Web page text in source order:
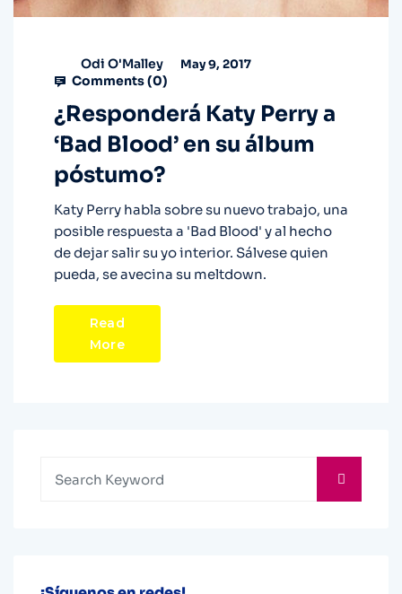
Odi O'Malley May 9, 2017
Comments (0)
¿Responderá Katy Perry a
‘Bad Blood’ en su álbum
póstumo?
Katy Perry habla sobre su nuevo trabajo, una
posible respuesta a 'Bad Blood' y al hecho
de dejar salir su yo interior. Sálvese quien
pueda, se avecina su meltdown.
Read
More